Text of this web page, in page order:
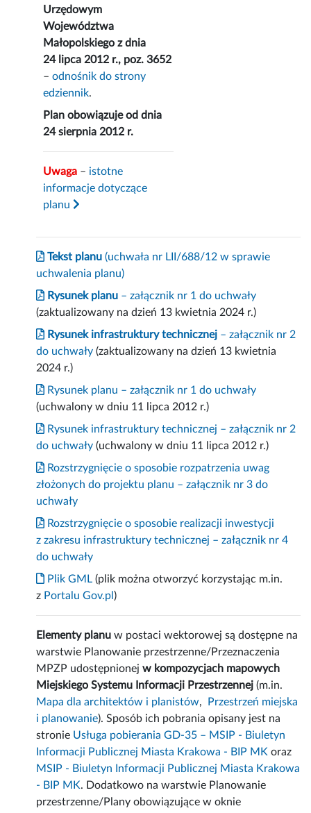
Urzędowym
Województwa
Małopolskiego z dnia
24 lipca 2012 r., poz. 3652
–odnośnik do strony
edziennik.
Plan obowiązuje od dnia
24 sierpnia 2012 r.
Uwaga – istotne
informacje dotyczące
planu
Tekst planu (uchwała nr LII/688/12 w sprawie
uchwalenia planu)
Rysunek planu – załącznik nr 1 do uchwały
(zaktualizowany na dzień 13 kwietnia 2024 r.)
Rysunek infrastruktury technicznej – załącznik nr 2
do uchwały (zaktualizowany na dzień 13 kwietnia
2024 r.)
Rysunek planu – załącznik nr 1 do uchwały
(uchwalony w dniu 11 lipca 2012 r.)
Rysunek infrastruktury technicznej – załącznik nr 2
do uchwały (uchwalony w dniu 11 lipca 2012 r.)
Rozstrzygnięcie o sposobie rozpatrzenia uwag
złożonych do projektu planu – załącznik nr 3 do
uchwały
Rozstrzygnięcie o sposobie realizacji inwestycji
z zakresu infrastruktury technicznej – załącznik nr 4
do uchwały
Plik GML (plik można otworzyć korzystając m.in.
z Portalu Gov.pl )
Elementy planu w postaci wektorowej są dostępne na
warstwie Planowanie przestrzenne/Przeznaczenia
MPZP udostępnionejw kompozycjach mapowych
Miejskiego Systemu Informacji Przestrzennej (m.in.
Mapa dla architektów i planistów,
Przestrzeń miejska
i planowanie). Sposób ich pobrania opisany jest na
stronie Usługa pobierania GD-35 – MSIP - Biuletyn
Informacji Publicznej Miasta Krakowa - BIP MK oraz
MSIP - Biuletyn Informacji Publicznej Miasta Krakowa
- BIP MK. Dodatkowo na warstwie Planowanie
przestrzenne/Plany obowiązujące w oknie